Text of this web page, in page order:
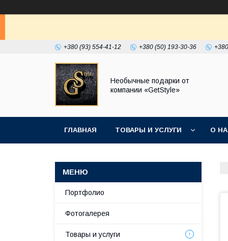
+380 (93) 554-41-12 +380 (50) 193-30-36
Необычные подарки от
компании «GetStyle»
ГЛАВНАЯ ТОВАРЫ И УСЛУГИ О
Портфолио
Фотогалерея
Товары и услуги